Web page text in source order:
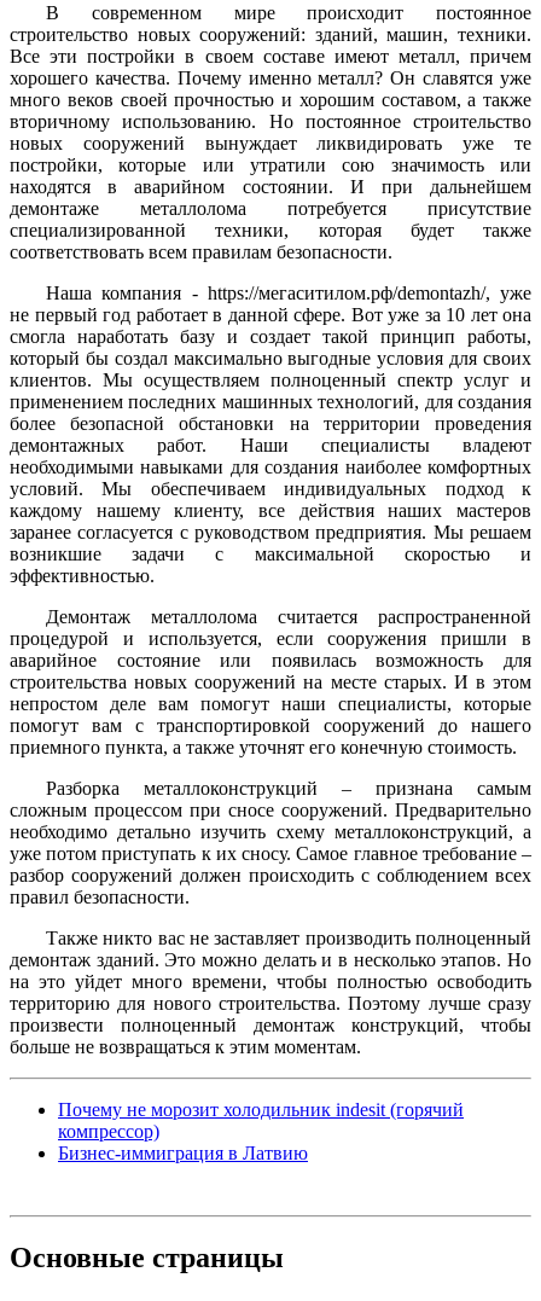
В современном мире происходит постоянное
строительство новых сооружений: зданий, машин, техники.
Все эти постройки в своем составе имеют металл, причем
хорошего качества. Почему именно металл? Он славятся уже
много веков своей прочностью и хорошим составом, а также
вторичному использованию. Но постоянное строительство
новых сооружений вынуждает ликвидировать уже те
постройки, которые или утратили сою значимость или
находятся в аварийном состоянии. И при дальнейшем
демонтаже металлолома потребуется присутствие
специализированной техники, которая будет также
соответствовать всем правилам безопасности.
Наша компания - https://мегаситилом.рф/demontazh/, уже
не первый год работает в данной сфере. Вот уже за 10 лет она
смогла наработать базу и создает такой принцип работы,
который бы создал максимально выгодные условия для своих
клиентов. Мы осуществляем полноценный спектр услуг и
применением последних машинных технологий, для создания
более безопасной обстановки на территории проведения
демонтажных работ. Наши специалисты владеют
необходимыми навыками для создания наиболее комфортных
условий. Мы обеспечиваем индивидуальных подход к
каждому нашему клиенту, все действия наших мастеров
заранее согласуется с руководством предприятия. Мы решаем
возникшие задачи с максимальной скоростью и
эффективностью.
Демонтаж металлолома считается распространенной
процедурой и используется, если сооружения пришли в
аварийное состояние или появилась возможность для
строительства новых сооружений на месте старых. И в этом
непростом деле вам помогут наши специалисты, которые
помогут вам с транспортировкой сооружений до нашего
приемного пункта, а также уточнят его конечную стоимость.
Разборка металлоконструкций – признана самым
сложным процессом при сносе сооружений. Предварительно
необходимо детально изучить схему металлоконструкций, а
уже потом приступать к их сносу. Самое главное требование –
разбор сооружений должен происходить с соблюдением всех
правил безопасности.
Также никто вас не заставляет производить полноценный
демонтаж зданий. Это можно делать и в несколько этапов. Но
на это уйдет много времени, чтобы полностью освободить
территорию для нового строительства. Поэтому лучше сразу
произвести полноценный демонтаж конструкций, чтобы
больше не возвращаться к этим моментам.
Почему не морозит холодильник indesit (горячий
компрессор)
Бизнес-иммиграция в Латвию
Основные страницы